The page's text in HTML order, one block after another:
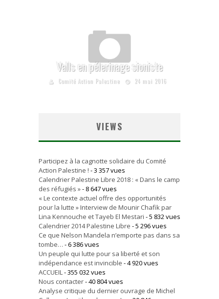
Valls en pélerinage sioniste
Comité Action Palestine 24 mai 2016
VIEWS
Participez à la cagnotte solidaire du Comité
Action Palestine ! - 3 357 vues
Calendrier Palestine Libre 2018 : « Dans le camp
des réfugiés »- 8 647 vues
« Le contexte actuel offre des opportunités
pour la lutte » Interview de Mounir Chafik par
Lina Kennouche et Tayeb El Mestari - 5 832 vues
Calendrier 2014 Palestine Libre - 5 296 vues
Ce que Nelson Mandela n’emporte pas dans sa
tombe… - 6 386 vues
Un peuple qui lutte pour sa liberté et son
indépendance est invincible - 4 920 vues
ACCUEIL- 355 032 vues
Nous contacter- 40 804 vues
Analyse critique du dernier ouvrage de Michel